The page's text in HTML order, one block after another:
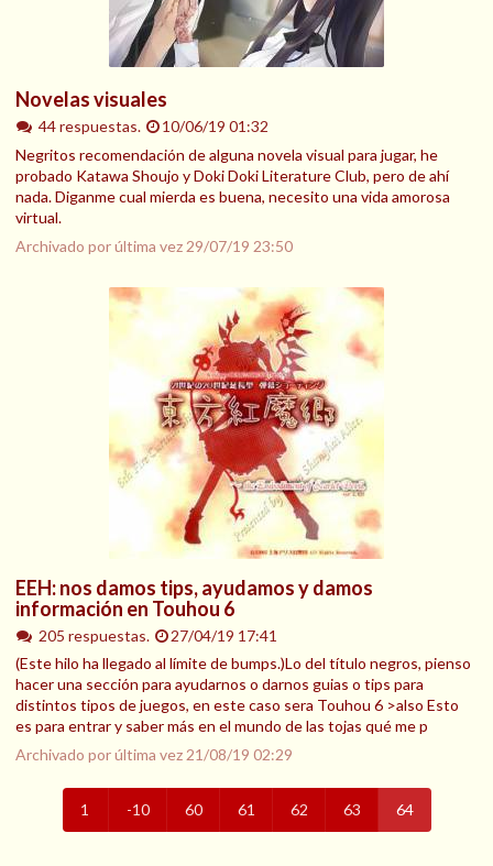
Novelas visuales
44 respuestas.
10/06/19 01:32
Negritos recomendación de alguna novela visual para jugar, he
probado Katawa Shoujo y Doki Doki Literature Club, pero de ahí
nada. Diganme cual mierda es buena, necesito una vida amorosa
virtual.
Archivado por última vez 29/07/19 23:50
EEH: nos damos tips, ayudamos y damos
información en Touhou 6
205 respuestas.
27/04/19 17:41
(Este hilo ha llegado al límite de bumps.)Lo del título negros, pienso
hacer una sección para ayudarnos o darnos guias o tips para
distintos tipos de juegos, en este caso sera Touhou 6 >also Esto
es para entrar y saber más en el mundo de las tojas qué me p
Archivado por última vez 21/08/19 02:29
1 -10 60 61 62 63 64